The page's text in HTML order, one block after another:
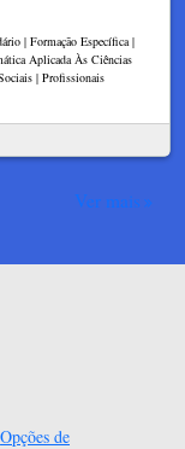
| Formação Específica |
Aplicada Às Ciências
| Profissionais
Ver mais
Opções de